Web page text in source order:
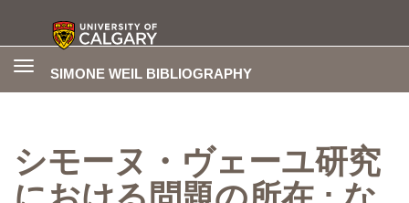
SIMONE WEIL BIBLIOGRAPHY
Toggle
シモーヌ・ヴェーユ研究